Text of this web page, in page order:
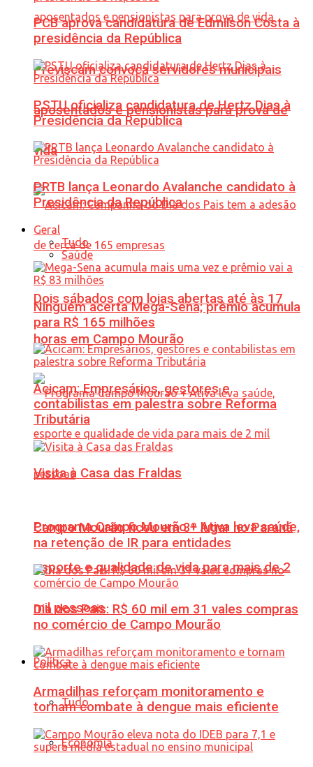
Previscam convoca servidores municipais
aposentados e pensionistas para prova de
vida
Dois sábados com lojas abertas até às 17
horas em Campo Mourão
Programa Campo Mourão + Ativa leva saúde,
esporte e qualidade de vida para mais de 2
mil pessoas
Política
Tudo
Economia
PCB aprova candidatura de Edmilson Costa à
presidência da República
PSTU oficializa candidatura de Hertz Dias à
Presidência da República
PRTB lança Leonardo Avalanche candidato à
Presidência da República
Geral
Tudo
Saúde
Ninguém acerta Mega-Sena; prêmio acumula
para R$ 165 milhões
Acicam: Empresários, gestores e
contabilistas em palestra sobre Reforma
Tributária
Visita à Casa das Fraldas
Campo Mourão ficou em 3º lugar no Paraná
na retenção de IR para entidades
Dia dos Pais: R$ 60 mil em 31 vales compras
no comércio de Campo Mourão
Armadilhas reforçam monitoramento e
tornam combate à dengue mais eficiente